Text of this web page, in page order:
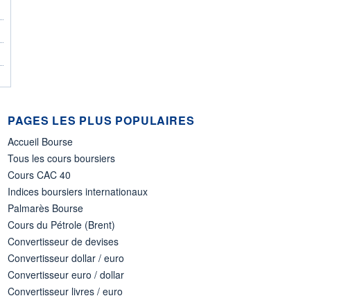
PAGES LES PLUS POPULAIRES
Accueil Bourse
Tous les cours boursiers
Cours CAC 40
Indices boursiers internationaux
Palmarès Bourse
Cours du Pétrole (Brent)
Convertisseur de devises
Convertisseur dollar / euro
Convertisseur euro / dollar
Convertisseur livres / euro